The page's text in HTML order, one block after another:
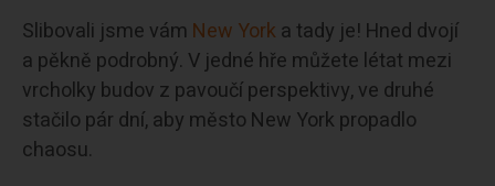
Slibovali jsme vám New Yorka tady je! Hned dvojí
a pěkně podrobný. V jedné hře můžete létat mezi
vrcholky budov z pavoučí perspektivy, ve druhé
stačilo pár dní, aby město New York propadlo
chaosu.